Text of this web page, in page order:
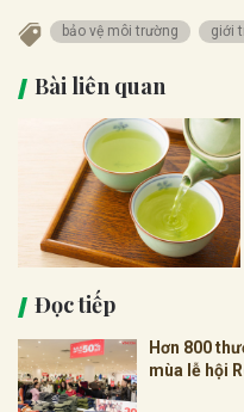
bảo vệ môi trường giới
Bài liên quan
Đọc tiếp
Hơn 800
mùa lễ hội